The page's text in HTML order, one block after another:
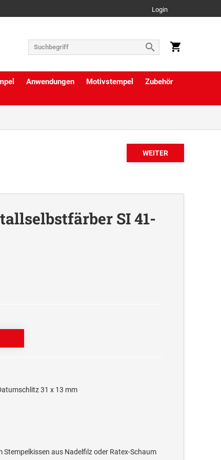
Login
Anwendungen Motivstempel
Zubehör
SI 41-
31 x 13 mm
aus Nadelfilz oder Ratex-Schaum